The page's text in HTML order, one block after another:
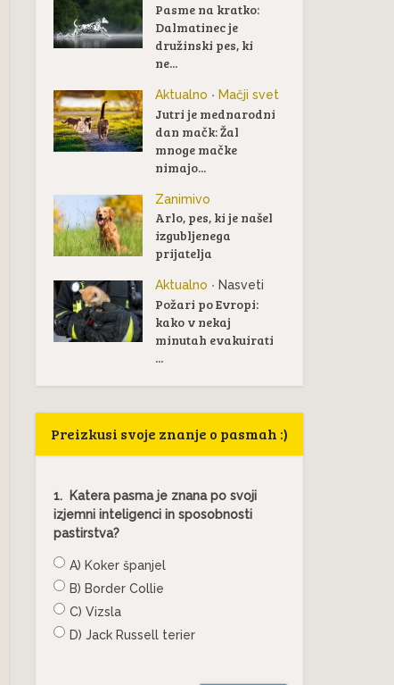
Pasme na kratko:
Dalmatinec je
družinski pes, ki
ne...
Aktualno • Mačji svet
Jutri je mednarodni
dan mačk: Žal
mnoge mačke
nimajo...
Zanimivo
Arlo, pes, ki je našel
izgubljenega
prijatelja
Aktualno • Nasveti
Požari po Evropi:
kako v nekaj
minutah evakuirati
...
Preizkusi svoje znanje o pasmah :)
1.
Katera pasma je znana po svoji
izjemni inteligenci in sposobnosti
pastirstva?
A) Koker španjel
B) Border Collie
C) Vizsla
D) Jack Russell terier